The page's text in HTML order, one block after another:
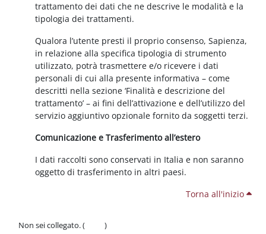
trattamento dei dati che ne descrive le modalità e la
tipologia dei trattamenti.
Qualora l’utente presti il proprio consenso, Sapienza,
in relazione alla specifica tipologia di strumento
utilizzato, potrà trasmettere e/o ricevere i dati
personali di cui alla presente informativa – come
descritti nella sezione ‘Finalità e descrizione del
trattamento’ – ai fini dell’attivazione e dell’utilizzo del
servizio aggiuntivo opzionale fornito da soggetti terzi.
Comunicazione e Trasferimento all’estero
I dati raccolti sono conservati in Italia e non saranno
oggetto di trasferimento in altri paesi.
Torna all'inizio
Non sei collegato. (
)